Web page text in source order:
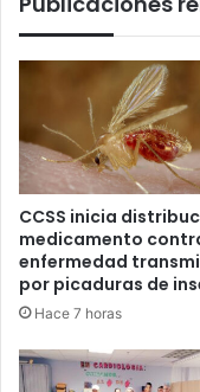
CCSS inicia
medicamento
enfermedad
por picaduras de
Hace 7 horas